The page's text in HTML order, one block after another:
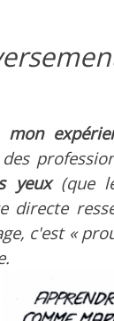
mon
yeux(que
directe
c'est «